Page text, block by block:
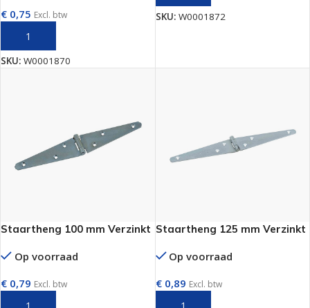
€ 0,75 Excl. btw
SKU: W0001870
SKU: W0001872
Staartheng 100 mm Verzinkt
Op voorraad
€ 0,79 Excl. btw
Staartheng 125 mm Verzinkt
Op voorraad
€0,89 Excl. btw